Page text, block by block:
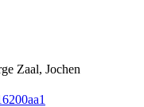
Zaal, Jochen